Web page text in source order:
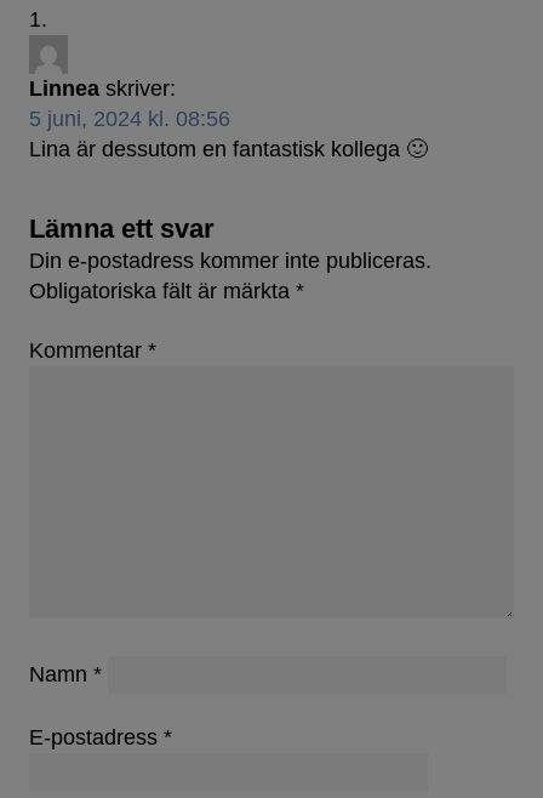
Linnea skriver:
5 juni, 2024 kl. 08:56
Lina är dessutom en fantastisk kollega 🙂
Lämna ett svar
Din e-postadress kommer inte publiceras.
Obligatoriska fält är märkta *
Kommentar *
Namn *
E-postadress *